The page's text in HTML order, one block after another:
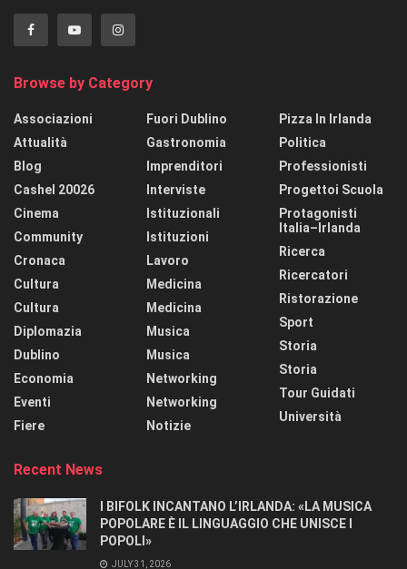
Browse by Category
Associazioni
Attualità
Blog
Cashel 20026
Cinema
Community
Cronaca
Cultura
Cultura
Diplomazia
Dublino
Economia
Eventi
Fiere
Fuori Dublino
Gastronomia
Imprenditori
Interviste
Istituzionali
Istituzioni
Lavoro
Medicina
Medicina
Musica
Musica
Networking
Networking
Notizie
Pizza In Irlanda
Politica
Professionisti
Progettoi Scuola
Protagonisti
Italia–Irlanda
Ricerca
Ricercatori
Ristorazione
Sport
Storia
Storia
Tour Guidati
Università
Recent News
I BIFOLK INCANTANO L’IRLANDA: «LA MUSICA
POPOLARE È IL LINGUAGGIO CHE UNISCE I
POPOLI»
JULY 31, 2026